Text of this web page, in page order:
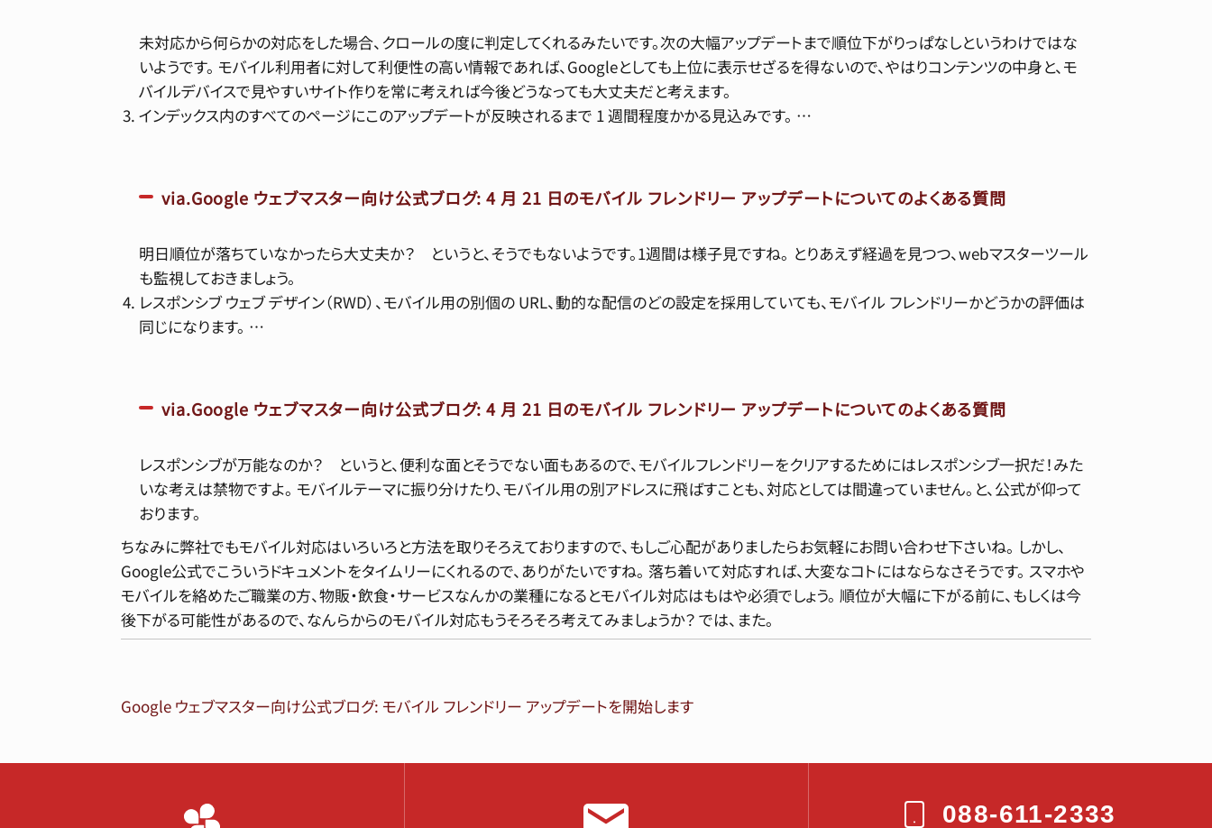
未対応から何らかの対応をした場合、クロールの度に判定してくれるみたいです。次の大幅アップデートまで順位下がりっぱなしというわけではな
いようです。 モバイル利用者に対して利便性の高い情報であれば、Googleとしても上位に表示せざるを得ないので、やはりコンテンツの中身と、モ
バイルデバイスで見やすいサイト作りを常に考えれば今後どうなっても大丈夫だと考えます。
インデックス内のすべてのページにこのアップデートが反映されるまで 1 週間程度かかる見込みです。 …
via.Google ウェブマスター向け公式ブログ: 4 月 21 日のモバイル フレンドリー アップデートについてのよくある質問
明日順位が落ちていなかったら大丈夫か？ というと、そうでもないようです。1週間は様子見ですね。 とりあえず経過を見つつ、webマスターツール
も監視しておきましょう。
レスポンシブ ウェブ デザイン（RWD）、モバイル用の別個の URL、動的な配信のどの設定を採用していても、モバイル フレンドリーかどうかの評価は
同じになります。 …
via.Google ウェブマスター向け公式ブログ: 4 月 21 日のモバイル フレンドリー アップデートについてのよくある質問
レスポンシブが万能なのか？ というと、便利な面とそうでない面もあるので、モバイルフレンドリーをクリアするためにはレスポンシブ一択だ！みた
いな考えは禁物ですよ。 モバイルテーマに振り分けたり、モバイル用の別アドレスに飛ばすことも、対応としては間違っていません。と、公式が仰って
おります。
ちなみに弊社でもモバイル対応はいろいろと方法を取りそろえておりますので、もしご心配がありましたらお気軽にお問い合わせ下さいね。 しかし、
Google公式でこういうドキュメントをタイムリーにくれるので、ありがたいですね。 落ち着いて対応すれば、大変なコトにはならなさそうです。 スマホや
モバイルを絡めたご職業の方、物販・飲食・サービスなんかの業種になるとモバイル対応はもはや必須でしょう。 順位が大幅に下がる前に、もしくは今
後下がる可能性があるので、なんらからのモバイル対応もうそろそろ考えてみましょうか？ では、また。
Google ウェブマスター向け公式ブログ: モバイル フレンドリー アップデートを開始します
088-611-2333